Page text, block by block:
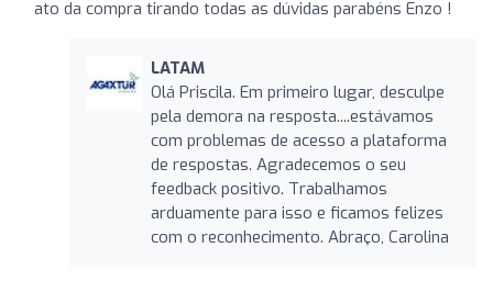
ato da compra tirando todas as dúvidas parabéns Enzo !
LATAM
Olá Priscila. Em primeiro lugar, desculpe
pela demora na resposta....estávamos
com problemas de acesso a plataforma
de respostas. Agradecemos o seu
feedback positivo. Trabalhamos
arduamente para isso e ficamos felizes
com o reconhecimento. Abraço, Carolina